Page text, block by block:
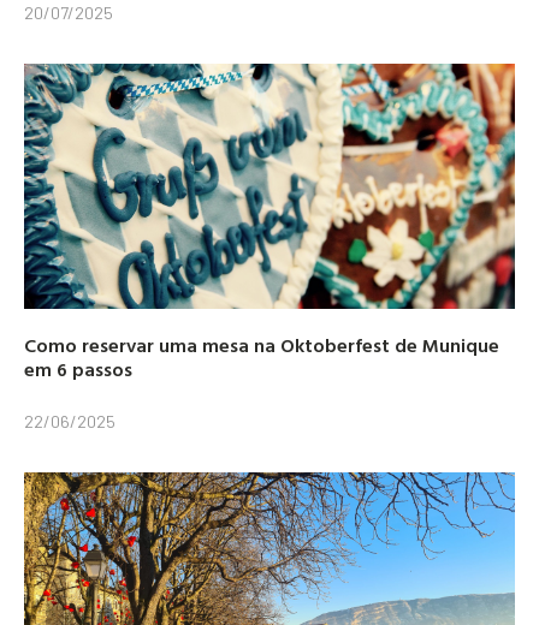
20/07/2025
Como reservar uma mesa na Oktoberfest de Munique
em 6 passos
22/06/2025